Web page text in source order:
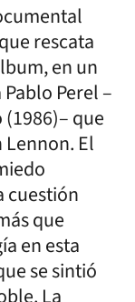
rescata
en un
Perel –
que
El
cuestión
que
en esta
se sintió